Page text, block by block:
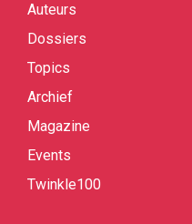
Quick
Auteurs
Dossiers
Topics
Archief
Magazine
Events
Twinkle100